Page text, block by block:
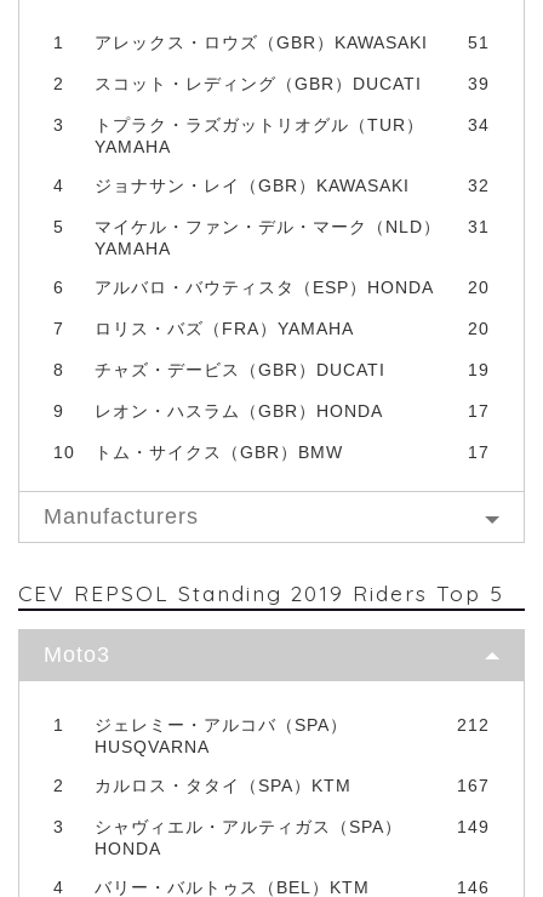
1 アレックス・ロウズ（GBR）KAWASAKI 51
2 スコット・レディング（GBR）DUCATI 39
3
トプラク・ラズガットリオグル（TUR）
YAMAHA
34
4 ジョナサン・レイ（GBR）KAWASAKI 32
5
マイケル・ファン・デル・マーク（NLD）
YAMAHA
31
6 アルバロ・バウティスタ（ESP）HONDA 20
7 ロリス・バズ（FRA）YAMAHA 20
8 チャズ・デービス（GBR）DUCATI 19
9 レオン・ハスラム（GBR）HONDA 17
10 トム・サイクス（GBR）BMW 17
Manufacturers
CEV REPSOL Standing 2019 Riders Top 5
Moto3
1
ジェレミー・アルコバ（SPA）
HUSQVARNA
212
2 カルロス・タタイ（SPA）KTM 167
3
シャヴィエル・アルティガス（SPA）
HONDA
149
4 バリー・バルトゥス（BEL）KTM 146